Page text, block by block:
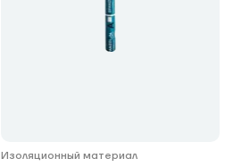
Изоляционный материал